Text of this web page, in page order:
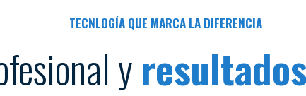
TECNLOGÍA QUE MARCA LA DIFERENCIA
y